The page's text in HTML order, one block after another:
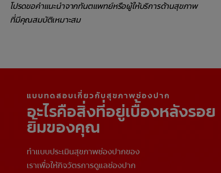
โปรดขอคำแนะนำจากทันตแพทย์หรือผู้ให้บริการด้านสุขภาพ
ที่มีคุณสมบัติเหมาะสม
แบบทดสอบเกี่ยวกับสุขภาพช่องปาก
อะไรคือสิ่งที่อยู่เบื้องหลังรอย
ยิ้มของคุณ
ทำแบบประเมินสุขภาพช่องปากของ
เราเพื่อให้กิจวัตรการดูแลช่องปาก